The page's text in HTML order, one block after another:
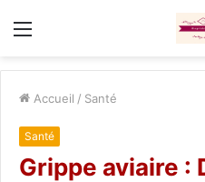
Menu
Accueil / Santé
Santé
Grippe aviaire :